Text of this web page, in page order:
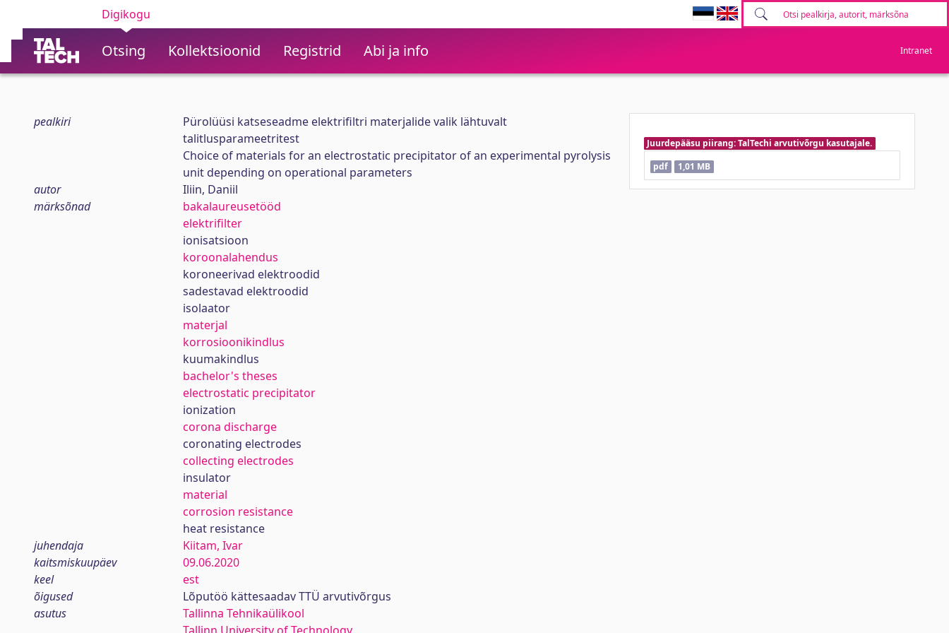
Digikogu
Otsing Kollektsioonid Registrid Abi ja info Intranet
pealkiri
Pürolüüsi katseseadme elektrifiltri materjalide valik lähtuvalt
talitlusparameetritest
Choice of materials for an electrostatic precipitator of an experimental pyrolysis
unit depending on operational parameters
autor
Iliin, Daniil
märksõnad
bakalaureusetööd
elektrifilter
ionisatsioon
koroonalahendus
koroneerivad elektroodid
sadestavad elektroodid
isolaator
materjal
korrosioonikindlus
kuumakindlus
bachelor's theses
electrostatic precipitator
ionization
corona discharge
coronating electrodes
collecting electrodes
insulator
material
corrosion resistance
heat resistance
juhendaja
Kiitam, Ivar
kaitsmiskuupäev
09.06.2020
keel
est
õigused
Lõputöö kättesaadav TTÜ arvutivõrgus
asutus
Tallinna Tehnikaülikool
Juurdepääsu piirang: TalTechi arvutivõrgu kasutajale.
pdf
1,01 MB